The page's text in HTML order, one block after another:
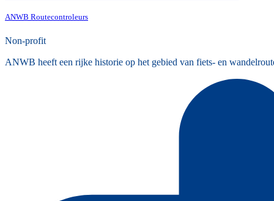
ANWB Routecontroleurs
Non-profit
ANWB heeft een rijke historie op het gebied van fiets- en